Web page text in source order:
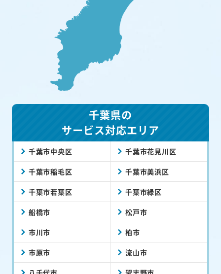
千葉県の
サービス対応エリア
千葉市中央区 千葉市花見川区
千葉市稲毛区 千葉市美浜区
千葉市若葉区 千葉市緑区
船橋市 松戸市
市川市 柏市
市原市 流山市